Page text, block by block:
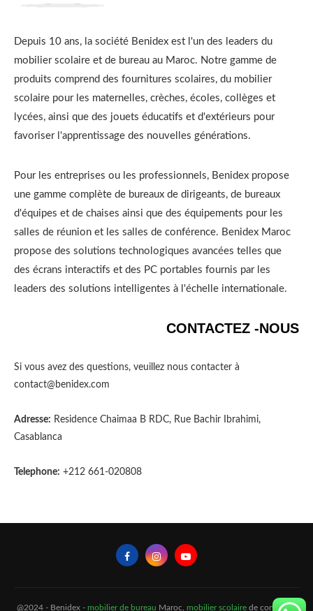
Depuis 10 ans, la société Benidex est l'un des leaders du
mobilier scolaire et de bureau au Maroc. Notre gamme de
produits comprend des fournitures scolaires, du mobilier
scolaire pour les maternelles, crèches, écoles, collèges et
lycées, ainsi que des jouets éducatifs et d'extérieurs pour
favoriser l'apprentissage des nouvelles générations.
Pour les entreprises ou les professionnels, Benidex propose
une gamme complète de bureaux de dirigeants, de bureaux
d'équipes et de chaises ainsi que des équipements pour les
salles de réunion et les salles de conférence. Benidex Maroc
propose des solutions technologiques avancées telles que
des écrans interactifs et des PC portables fournis par les
leaders des solutions intelligentes à l'échelle internationale.
CONTACTEZ -NOUS
Si vous avez des questions, veuillez nous contacter à
contact@benidex.com
Adresse: Residence Chaimaa B RDC, Rue Bachir Ibrahimi,
Casablanca
Telephone: +212 661-020808
@2024 - Benidex - mobilier de bureau Maroc, mobilier scolaire de confiance